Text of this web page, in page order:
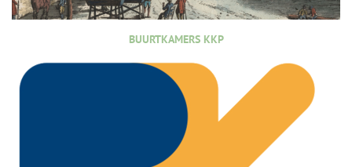
BUURTKAMERS KKP